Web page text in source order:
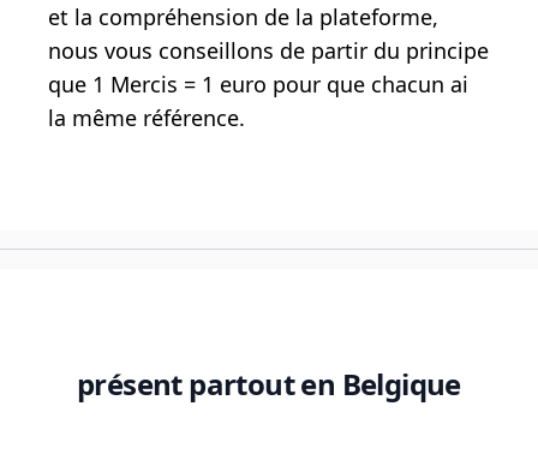
et la compréhension de la plateforme,
nous vous conseillons de partir du principe
que 1 Mercis = 1 euro pour que chacun ai
la même référence.
présent partout en Belgique